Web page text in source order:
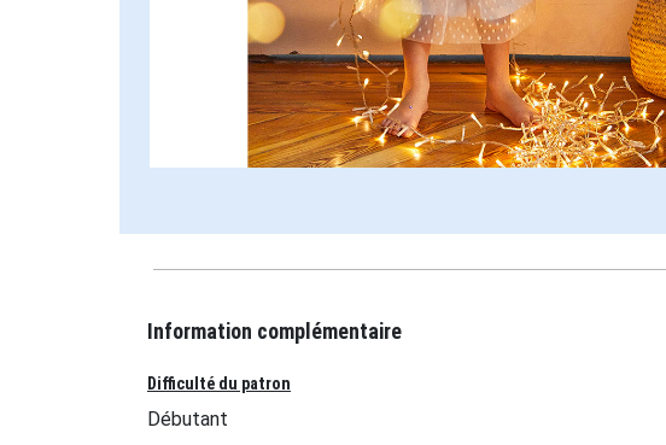
Information complémentaire
Difficulté du patron
Débutant